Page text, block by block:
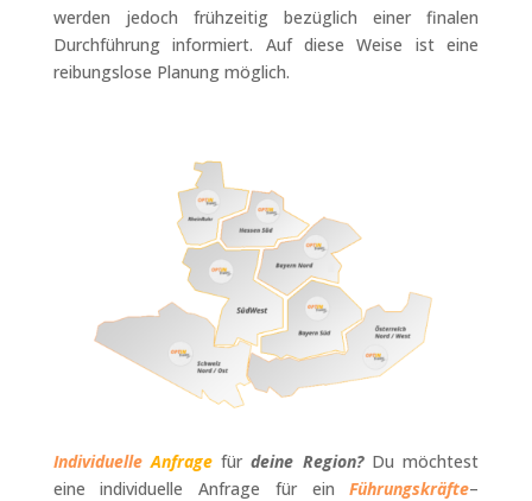
werden jedoch frühzeitig bezüglich einer finalen
Durchführung informiert. Auf diese Weise ist eine
reibungslose Planung möglich.
Individuelle Anfragefür deine Region?Du möchtest
eine individuelle Anfrage für einFührungskräfte–